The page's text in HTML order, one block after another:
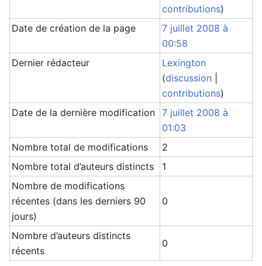
contributions)
Date de création de la page
7 juillet 2008 à
00:58
Dernier rédacteur
Lexington
(discussion
contributions)
Date de la dernière modification
7 juillet 2008 à
01:03
Nombre total de modifications
2
Nombre total d’auteurs distincts
1
Nombre de modifications
récentes (dans les derniers 90
jours)
0
Nombre d’auteurs distincts
récents
0